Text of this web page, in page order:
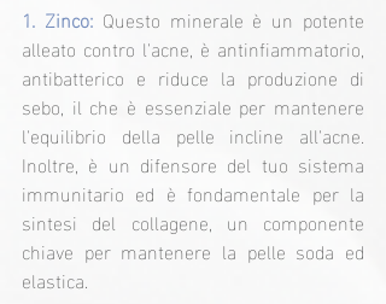
1. Zinco: Questo minerale è un potente
alleato contro l'acne, è antinfiammatorio,
antibatterico e riduce la produzione di
sebo, il che è essenziale per mantenere
l'equilibrio della pelle incline all'acne.
Inoltre, è un difensore del tuo sistema
immunitario ed è fondamentale per la
sintesi del collagene, un componente
chiave per mantenere la pelle soda ed
elastica.